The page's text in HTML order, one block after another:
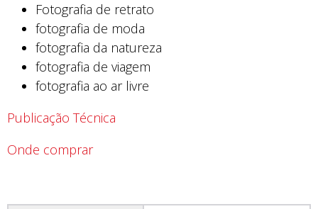
Fotografia de retrato
fotografia de moda
fotografia da natureza
fotografia de viagem
fotografia ao ar livre
Publicação Técnica
Onde comprar